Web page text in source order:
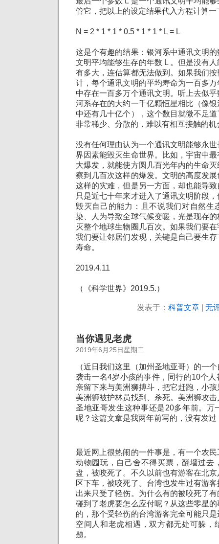
管它，把以上的设定结果代入方程计算一
N = 2 * 1 * 1 * 0.5 * 1 * 1 * L = L
这是个有趣的结果：银河系中通讯文明
文明平均能够生存的年数 L 。但是没有
有多大，连估算都无法做到。如果我们
计，每个通讯文明的平均寿命为一百多
中存在一百多万个通讯文明。听上去似
河系存在的大约一千亿颗恒星相比（像
中还有几十亿个），这个数目就微不足
非常稀少、分散的，难以有相互接触的机
没有任何理由认为一个通讯文明能够永
界因素能毁灭生命世界。比如，宇宙中
大爆发，就能使方圆几百光年内的生命
察到几百次这样的爆发。文明的高度发
这样的灾难，但是另一方面，却也能导
只是近七十年来才进入了通讯文明阶段
毁灭自己的能力：且不说我们对自然生
染、人为导致全球气候变暖，光是现存
灭整个地球生物圈几百次。如果我们要
我们要让邻居们发现，关键是自己要生
寿命。
2019.4.11
（《科学世界》2019.5.）
发表于： 科普文章| 无
当你遇见老虎
2019年6月25日星期二
（近日我们这里（加州圣地亚哥）的一
袭击一名4岁小孩的事件，同行的10个
亲留下来与美洲狮搏斗，把它赶跑，小
美洲狮被护林员找到、杀死。美洲狮攻
圣地亚哥发生这种事还是20多年前。万
呢？这篇文章是我两年前写的，没有发
最近网上很热闹的一件事是，有一个农
动物园玩，自己舍不得买票，翻墙过去
盘，被咬死了。不久以前也有游客在北
区下车，被咬死了。台湾也发生过有游
出来只受了轻伤。为什么有的被咬死了
碰到了老虎要怎么应付呢？从这些零星
的，那个受轻伤的台湾游客完全可能只
空间人和老虎相遇，双方都无处可躲，
题。